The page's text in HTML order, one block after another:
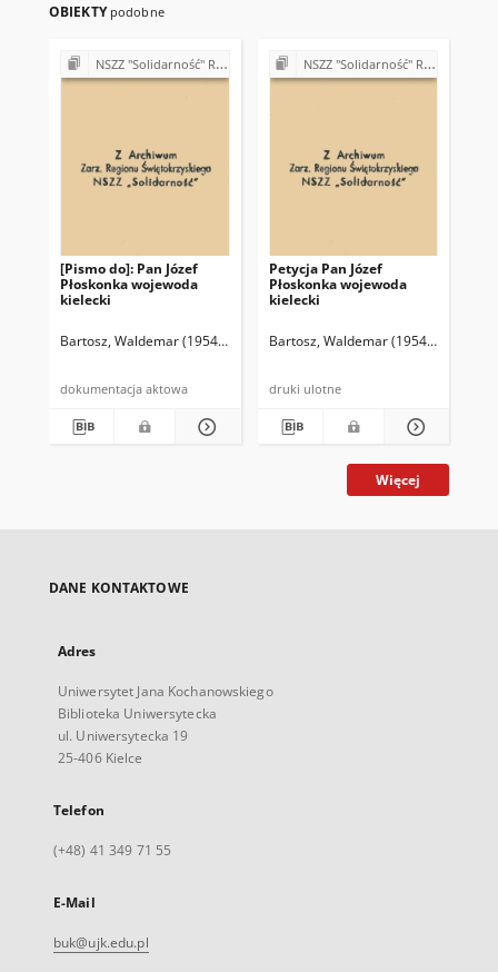
OBIEKTY podobne
NSZZ "Solidarność" Region Świętokrzyski (lata 90.)
[Pismo do]: Pan Józef
Płoskonka wojewoda
kielecki
Bartosz, Waldemar (1954- )
dokumentacja aktowa
NSZZ "Solidarność" Region Świętokrzyski (lata 90.)
Petycja Pan Józef
Płoskonka wojewoda
kielecki
Bartosz, Waldemar (1954- )
druki ulotne
Więcej
DANE KONTAKTOWE
Adres
Uniwersytet Jana Kochanowskiego
Biblioteka Uniwersytecka
ul. Uniwersytecka 19
25-406 Kielce
Telefon
(+48) 41 349 71 55
E-Mail
buk@ujk.edu.pl